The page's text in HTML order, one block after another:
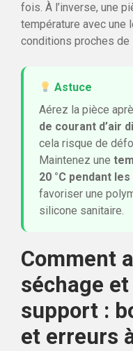
fois. À l’inverse, une
température avec une
conditions proches de
Astuce
Aérez la pièce
de courant d’air
cela risque de
Maintenez une
20 °C pendant
favoriser une
silicone sanitaire.
Comment
séchage
support :
et erreurs